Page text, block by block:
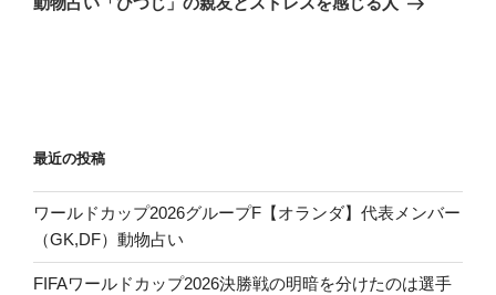
最近の投稿
ワールドカップ2026グループF【オランダ】代表メンバー
（GK,DF）動物占い
FIFAワールドカップ2026決勝戦の明暗を分けたのは選手